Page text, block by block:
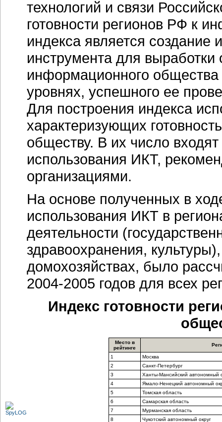
технологий и связи
готовности регионов РФ к
индекса является
инструмента для выработки
информационного
уровнях, успешного ее
Для построения индекса
характеризующих
обществу. В их число
использования ИКТ,
организациями.
На основе полученных в
использования ИКТ в
деятельности
здравоохранения,
домохозяйствах, было
2004-2005 годов для всех
Индекс готовности
Место в
рейтинге
1
Москва
2
Санкт-Петербург
3
Ханты-Мансийский автономный
4
Ямало-Ненецкий автономный
5
Томская область
6
Самарская область
7
Мурманская область
8
Чукотский автономный округ